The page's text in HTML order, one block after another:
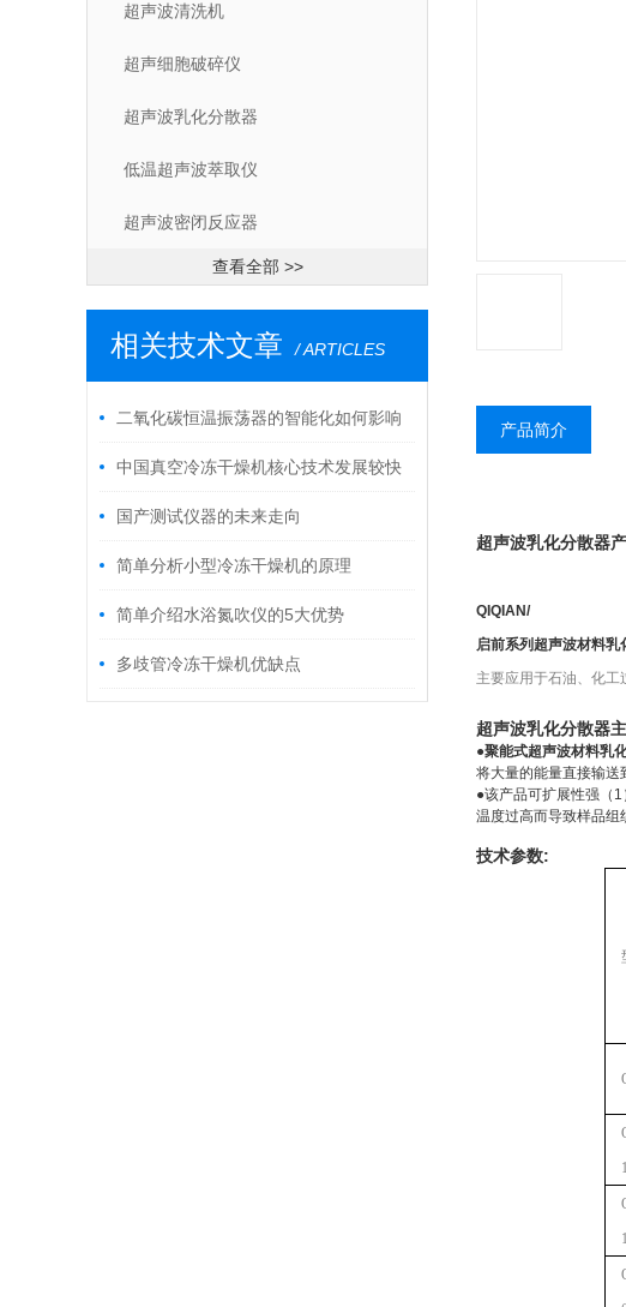
超声波清洗机
超声细胞破碎仪
超声波乳化分散器
低温超声波萃取仪
超声波密闭反应器
查看全部 >>
相关技术文章 / ARTICLES
二氧化碳恒温振荡器的智能化如何影响
实验操作
中国真空冷冻干燥机核心技术发展较快
国产测试仪器的未来走向
简单分析小型冷冻干燥机的原理
简单介绍水浴氮吹仪的5大优势
多歧管冷冻干燥机优缺点
产品简介
超声波乳化分散器
QIQIAN/
启前系列超声波材料乳
主要应用于石油、化工
超声波乳化分散器
●聚能式超声波材料乳
将大量的能量直接输送
●该产品可扩展性强（
温度过高而导致样品组
技术参数: